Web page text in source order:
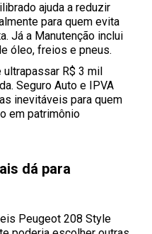
ajuda a reduzir
para quem evita
Já a Manutenção inclui
óleo, freios e pneus.
R$ 3 mil
Seguro Auto e IPVA
inevitáveis para quem
em patrimônio
dá para
Peugeot 208 Style